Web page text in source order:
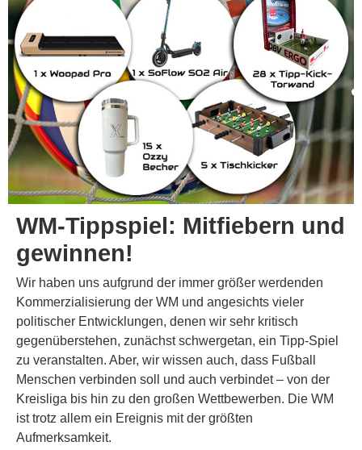
WM-Tippspiel: Mitfiebern und
gewinnen!
Wir haben uns aufgrund der immer größer werdenden
Kommerzialisierung der WM und angesichts vieler
politischer Entwicklungen, denen wir sehr kritisch
gegenüberstehen, zunächst schwergetan, ein Tipp-Spiel
zu veranstalten. Aber, wir wissen auch, dass Fußball
Menschen verbinden soll und auch verbindet – von der
Kreisliga bis hin zu den großen Wettbewerben. Die WM
ist trotz allem ein Ereignis mit der größten
Aufmerksamkeit.